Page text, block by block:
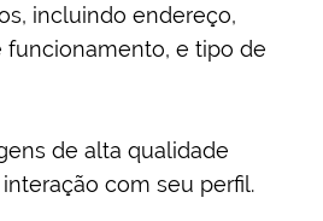
incluindo endereço,
funcionamento, e tipo de
de alta qualidade
com seu perfil.